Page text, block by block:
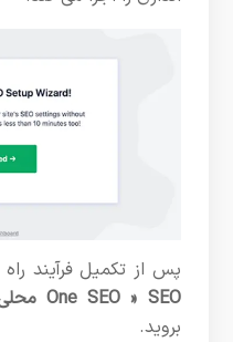
پس از تکمیل فرآیند
One SEO » SEO محلی
بروید.